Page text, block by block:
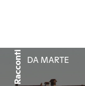
Racconti DA MARTE